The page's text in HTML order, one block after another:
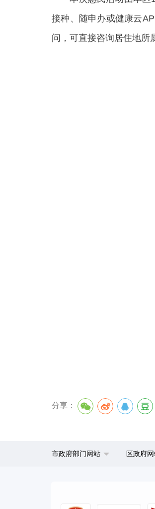
接种、随申办或健康云
问，可直接咨询居住地所
分享：
市政府部门网站 区政府